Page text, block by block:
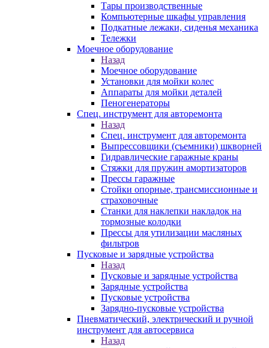
Тары производственные
Компьютерные шкафы управления
Подкатные лежаки, сиденья механика
Тележки
Моечное оборудование
Назад
Моечное оборудование
Установки для мойки колес
Аппараты для мойки деталей
Пеногенераторы
Спец. инструмент для авторемонта
Назад
Спец. инструмент для авторемонта
Выпрессовщики (съемники) шкворней
Гидравлические гаражные краны
Стяжки для пружин амортизаторов
Прессы гаражные
Стойки опорные, трансмиссионные и
страховочные
Станки для наклепки накладок на
тормозные колодки
Прессы для утилизации масляных
фильтров
Пусковые и зарядные устройства
Назад
Пусковые и зарядные устройства
Зарядные устройства
Пусковые устройства
Зарядно-пусковые устройства
Пневматический, электрический и ручной
инструмент для автосервиса
Назад